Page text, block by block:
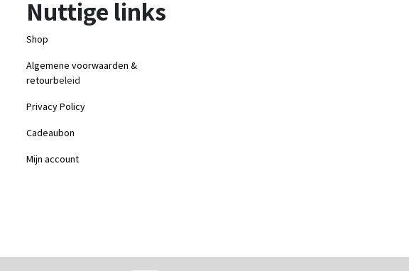
Nuttige links
Shop
Algemene voorwaarden &
retourbeleid
Privacy Policy
Cadeaubon
Mijn account